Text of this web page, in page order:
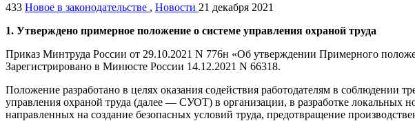
433 Новое в законодательстве , Новости 21 декабря 2021
1. Утверждено примерное положение о системе управления охраной труда
Приказ Минтруда России от 29.10.2021 N 776н «Об утверждении Примерного
Зарегистрировано в Минюсте России 14.12.2021 N 66318.
Положение разработано в целях оказания содействия работодателям в соблюдении
управления охраной труда (далее — СУОТ) в организации, в разработке локальных
направленных на создание безопасных условий труда, предотвращение